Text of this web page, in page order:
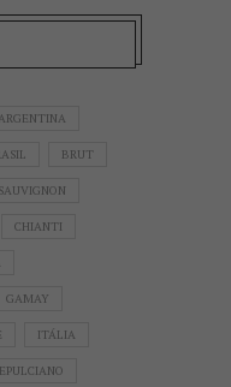
ARGENTINA
BRUT
CHIANTI
GAMAY
ITÁLIA